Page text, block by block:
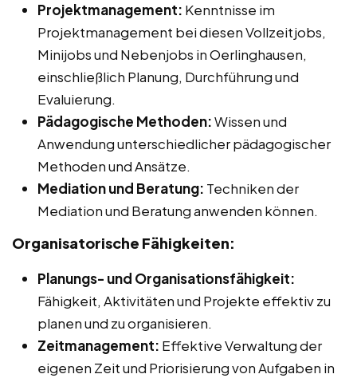
Projektmanagement: Kenntnisse im
Projektmanagement bei diesen Vollzeitjobs,
Minijobs und Nebenjobs in Oerlinghausen,
einschließlich Planung, Durchführung und
Evaluierung.
Pädagogische Methoden:Wissen und
Anwendung unterschiedlicher pädagogischer
Methoden und Ansätze.
Mediation und Beratung: Techniken der
Mediation und Beratung anwenden können.
Organisatorische Fähigkeiten:
Planungs- und Organisationsfähigkeit:
Fähigkeit, Aktivitäten und Projekte effektiv zu
planen und zu organisieren.
Zeitmanagement: Effektive Verwaltung der
eigenen Zeit und Priorisierung von Aufgaben in